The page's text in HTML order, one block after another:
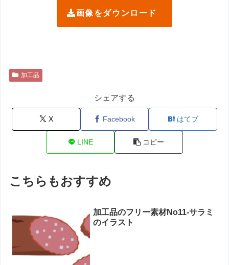
画像をダウンロード
加工品
シェアする
X Facebook はてブ
LINE コピー
こちらもおすすめ
加工品のフリー素材No11-サラミ
のイラスト